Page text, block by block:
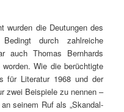
wurden die Deutungen des
durch zahlreiche
auch Thomas Bernhards
Wie die berüchtigte
für Literatur 1968 und der
zwei Beispiele zu nennen –
seinem Ruf als „Skandal-